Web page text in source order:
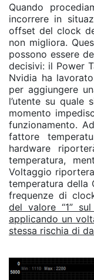
Quando
incorrere in
offset del clock
non migliora.
possono essere
decisivi: il Power
Nvidia ha
per aggiungere
l’utente su quale
momento
funzionamento.
fattore
hardware
temperatura,
Voltaggio
temperatura della
frequenze di
del valore “1”
applicando un
stessa rischia di